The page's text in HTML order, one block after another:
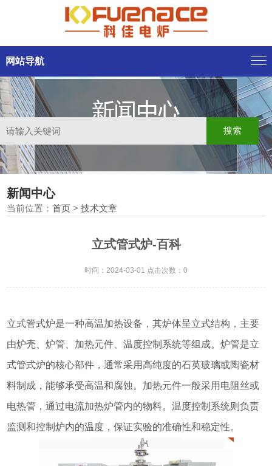
网站导航
新闻中心
当前位置：首页 >技术文章
立式管式炉-百科
时间：2024-03-01 点击次数：0
立式管式炉是一种高温加热设备，其炉体呈立式结构，主要
由炉壳、炉管、加热元件、温度控制系统等组成。炉管是立
式管式炉的核心部件，通常采用高纯度的石英玻璃或陶瓷材
料制成，能够承受高温和腐蚀。加热元件一般采用电阻丝或
电热管，通过电流加热炉管内的物料。温度控制系统则负责
监测和控制炉内的温度，保证实验的准确性和稳定性。